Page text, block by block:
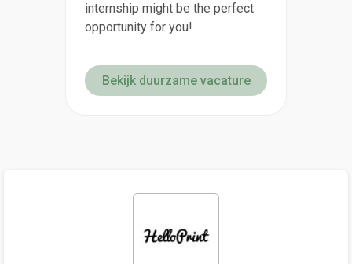
internship might be the perfect
opportunity for you!
Bekijk duurzame vacature